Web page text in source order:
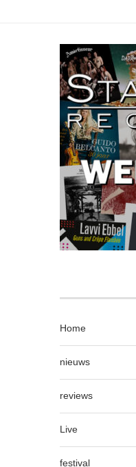
Home
nieuws
reviews
Live
festival